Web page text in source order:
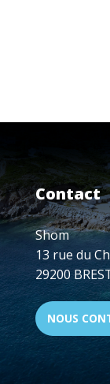
Contact
Shom
13 rue du
29200
NOUS